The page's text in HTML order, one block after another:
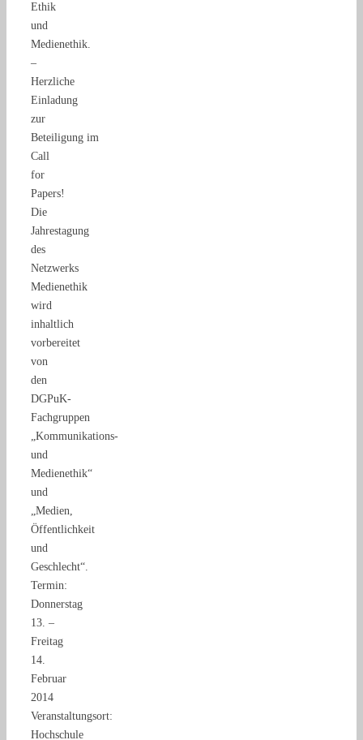
Ethik
und
Medienethik.
–
Herzliche
Einladung
zur
Beteiligung im
Call
for
Papers!
Die
Jahrestagung
des
Netzwerks
Medienethik
wird
inhaltlich
vorbereitet
von
den
DGPuK-
Fachgruppen
„Kommunikations-
und
Medienethik“
und
„Medien,
Öffentlichkeit
und
Geschlecht“.
Termin:
Donnerstag
13. –
Freitag
14.
Februar
2014
Veranstaltungsort:
Hochschule